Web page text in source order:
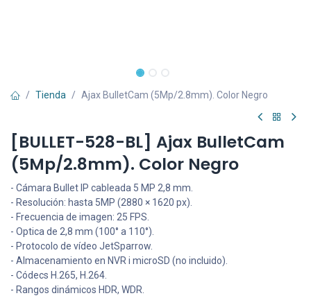
Tienda Ajax BulletCam (5Mp/2.8mm). Color Negro
[BULLET-528-BL] Ajax BulletCam
(5Mp/2.8mm). Color Negro
- Cámara Bullet IP cableada 5 MP 2,8 mm.
- Resolución: hasta 5MP (2880 × 1620 px).
- Frecuencia de imagen: 25 FPS.
- Optica de 2,8 mm (100° a 110°).
- Protocolo de vídeo JetSparrow.
- Almacenamiento en NVR i microSD (no incluido).
- Códecs H.265, H.264.
- Rangos dinámicos HDR, WDR.